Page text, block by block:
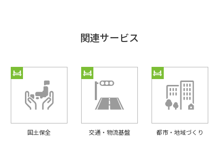
関連サービス
国⼟保全 交通・物流基盤 都市・地域づくり